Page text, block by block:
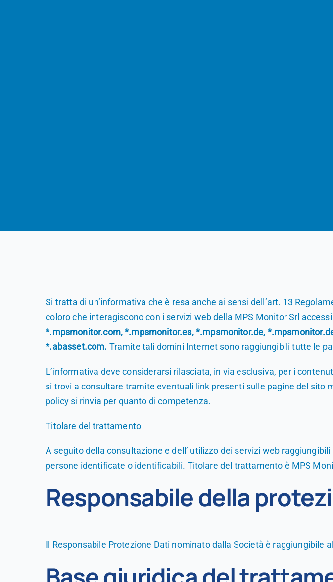
Si tratta di un’informativa che è resa anche ai sensi dell’art. 13
coloro che interagiscono con i servizi web della MPS Monitor Srl
*.mpsmonitor.com, *.mpsmonitor.es, *.mpsmonitor.de,
*.abasset.com. Tramite tali domini Internet sono raggiungibili tutte le
L’informativa deve considerarsi rilasciata, in via esclusiva, per i
si trovi a consultare tramite eventuali link presenti sulle pagine del sito
policy si rinvia per quanto di competenza.
Titolare del trattamento
A seguito della consultazione e dell’ utilizzo dei servizi web
persone identificate o identificabili. Titolare del trattamento è MPS
Responsabile della
Il Responsabile Protezione Dati nominato dalla Società è raggiungibile